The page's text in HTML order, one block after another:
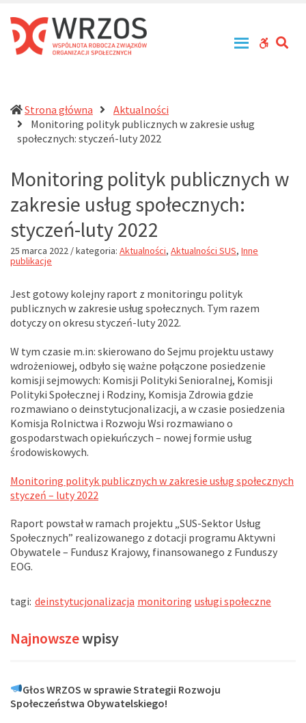
Wspólnota
Robocza
zachowaniu
zasad
tolerancji,
działa
rzecz
pomocowych
Polsce
WCAG
Strona główna
Aktualności
Monitoring polityk publicznych w zakresie usług
społecznych: styczeń-luty 2022
Monitoring polityk publicznych w
zakresie usług społecznych:
styczeń-luty 2022
25 marca 2022 / kategoria: Aktualności, Aktualności SUS, Inne
publikacje
Jest gotowy kolejny raport z monitoringu polityk
publicznych w zakresie usług społecznych. Tym razem
dotyczy on okresu styczeń-luty 2022.
W tym czasie m.in: skierowano do Sejmu projektu ustawy
wdrożeniowej, odbyło się ważne połączone posiedzenie
komisji sejmowych: Komisji Polityki Senioralnej, Komisji
Polityki Społecznej i Rodziny, Komisja Zdrowia gdzie
rozmawiano o deinstytucjonalizacji, a w czasie posiedzenia
Komisja Rolnictwa i Rozwoju Wsi rozmawiano o
gospodarstwach opiekuńczych – nowej formie usług
środowiskowych.
Monitoring polityk publicznych w zakresie usług społecznych
styczeń – luty 2022
Raport powstał w ramach projektu „SUS-Sektor Usług
Społecznych” realizowanego z dotacji programu Aktywni
Obywatele – Fundusz Krajowy, finansowanego z Funduszy
EOG.
tagi: deinstytucjonalizacja monitoring usługi społeczne
Najnowszewpisy
Głos WRZOS w sprawie Strategii Rozwoju
Społeczeństwa Obywatelskiego!